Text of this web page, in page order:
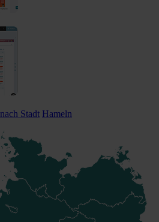
nach Stadt Hameln